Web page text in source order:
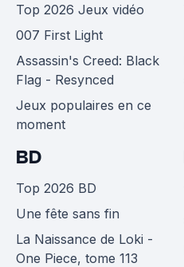
Top 2026 Jeux vidéo
007 First Light
Assassin's Creed: Black
Flag - Resynced
Jeux populaires en ce
moment
BD
Top 2026 BD
Une fête sans fin
La Naissance de Loki -
One Piece, tome 113